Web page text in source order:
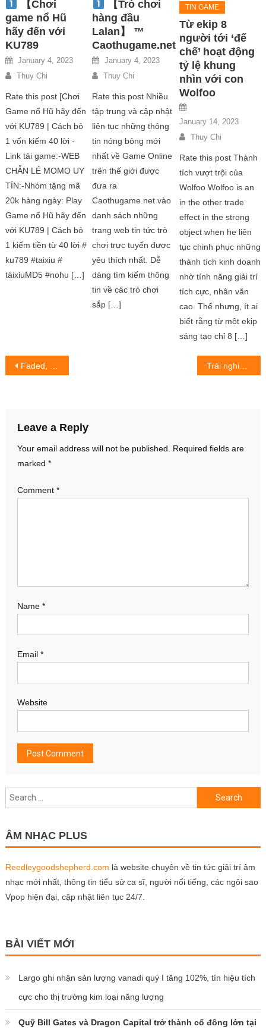
【Chơi
game nổ Hũ
hãy đến với
KU789
January 4, 2023
Thuy Chi
Rate this post [Chơi
Game nổ Hũ hãy đến
với KU789 | Cách bỏ
1 vốn kiếm 40 lời -
Link tải game:-WEB
CHẴN LẺ MOMO UY
TÍN:-Nhóm tặng mã
20k hàng ngày: Play
Game nổ Hũ hãy đến
với KU789 | Cách bỏ
1 kiếm tiền từ 40 lời #
ku789 #taixiu #
tàixỉuMD5 #nohu […]
【Trò chơi
hàng đầu
Lalan】 ™
Caothugame.net
January 4, 2023
Thuy Chi
Rate this post Nhiều
tập trung và cập nhật
liên tục những thông
tin nóng bỏng mới
nhất về Game Online
trên thế giới được
đưa ra
Caothugame.net vào
danh sách những
trang web tin tức trò
chơi trực tuyến được
yêu thích nhất. Dễ
dàng tìm kiếm thông
tin về các trò chơi
sắp […]
TIN GAME
Từ ekip 8
người tới ‘đế
chế’ hoạt động
tỷ lệ khung
nhìn với con
Wolfoo
January 14, 2023
Thuy Chi
Rate this post Thành
tích vượt trội của
Wolfoo Wolfoo is an
in the other trade
effect in the strong
object when he liên
tục chinh phục những
thành tích kinh doanh
nhờ tính năng giải trí
tích cực, nhân văn
cao. Thế nhưng, ít ai
biết rằng từ một ekip
sáng tạo chỉ 8 […]
Post
Faded, ca khúc đánh dấu tên tuổi Alan Walker trên nền âm nhạc thế giới Trải nghiệm chuyên nghiệp cho các chuyên gia tuyển dụng
Leave a Reply
Your email address will not be published.
Required fields are
marked *
Comment *
Name *
Email *
Website
Search
for:
ÂM NHẠC PLUS
Reedleygoodshepherd.com là website chuyên về tin tức giải trí âm
nhạc mới nhất, thông tin tiểu sử ca sĩ, người nổi tiếng, các ngôi sao
Vpop hiện đại, cập nhật liên tục 24/7.
BÀI VIẾT MỚI
Largo ghi nhận sản lượng vanadi quý I tăng 102%, tín hiệu tích
cực cho thị trường kim loại năng lượng
Quỹ Bill Gates và Dragon Capital trở thành cổ đông lớn tại